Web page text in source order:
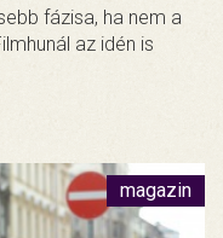
fázisa, ha nem a
az idén is
magazin